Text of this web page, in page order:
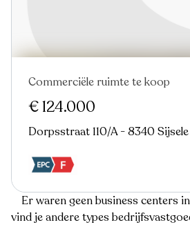
Commerciële ruimte te koop
€ 124.000
Dorpsstraat 110/A - 8340 Sijsele
Er waren geen business centers
vind je andere types